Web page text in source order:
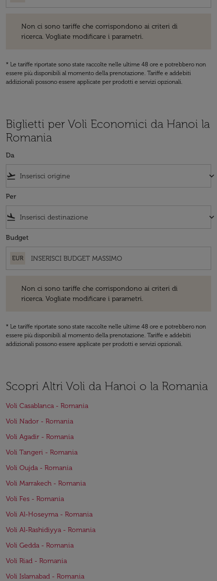
Non ci sono tariffe che corrispondono ai criteri di
ricerca. Vogliate modificare i parametri.
* Le tariffe riportate sono state raccolte nelle ultime 48 ore e potrebbero non
essere più disponibili al momento della prenotazione. Tariffe e addebiti
addizionali possono essere applicate per prodotti e servizi opzionali.
Biglietti per Voli Economici da Hanoi la
Romania
Da
flight_takeoff keyboard_arrow_down
Per
flight_land keyboard_arrow_down
Budget
EUR
Non ci sono tariffe che corrispondono ai criteri di
ricerca. Vogliate modificare i parametri.
* Le tariffe riportate sono state raccolte nelle ultime 48 ore e potrebbero non
essere più disponibili al momento della prenotazione. Tariffe e addebiti
addizionali possono essere applicate per prodotti e servizi opzionali.
Scopri Altri Voli da Hanoi o la Romania
Voli Casablanca - Romania
Voli Nador - Romania
Voli Agadir - Romania
Voli Tangeri - Romania
Voli Oujda - Romania
Voli Marrakech - Romania
Voli Fes - Romania
Voli Al-Hoseyma - Romania
Voli Al-Rashidiyya - Romania
Voli Gedda - Romania
Voli Riad - Romania
Voli Islamabad - Romania